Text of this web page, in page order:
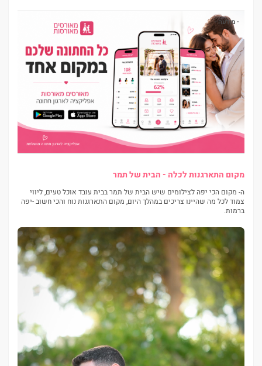
- מודעה -
מקום התארגנות לכלה - הבית של תמר
ה- מקום הכי יפה לצילומים שיש הבית של תמר בבית עובד אוכל טעים, ליווי
צמוד לכל מה שהיינו צריכים במהלך היום, מקום התארגנות נוח והכי חשוב -יפה
ברמות.